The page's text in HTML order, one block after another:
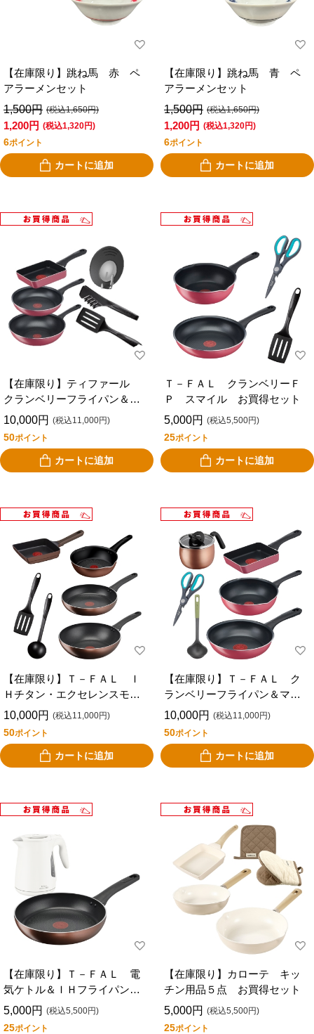
【在庫限り】跳ね馬 赤 ペ
アラーメンセット
1,500円 (税込1,650円)
1,200円 (税込1,320円)
6ポイント
カートに追加
【在庫限り】跳ね馬 青 ペ
アラーメンセット
1,500円 (税込1,650円)
1,200円 (税込1,320円)
6ポイント
カートに追加
【在庫限り】ティファール
クランベリーフライパン＆キ
ッチンツール ６点 お買得
10,000円 (税込11,000円)
50ポイント
カートに追加
Ｔ－ＦＡＬ クランベリーＦ
Ｐ スマイル お買得セット
5,000円 (税込5,500円)
25ポイント
カートに追加
【在庫限り】Ｔ－ＦＡＬ Ｉ
Ｈチタン・エクセレンスモ
カ フライパン バリュー
10,000円 (税込11,000円)
50ポイント
カートに追加
【在庫限り】Ｔ－ＦＡＬ ク
ランベリーフライパン＆マル
チポット、ツール お買得セ
10,000円 (税込11,000円)
50ポイント
カートに追加
【在庫限り】Ｔ－ＦＡＬ 電
気ケトル＆ＩＨフライパンセ
ット お買得セット
5,000円 (税込5,500円)
25ポイント
【在庫限り】カローテ キッ
チン用品５点 お買得セット
5,000円 (税込5,500円)
25ポイント